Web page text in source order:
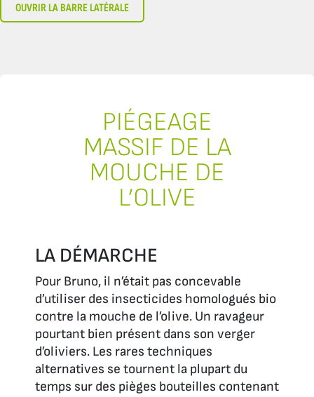
OUVRIR LA BARRE LATÉRALE
PIÉGEAGE
MASSIF DE LA
MOUCHE DE
L’OLIVE
LA DÉMARCHE
Pour Bruno, il n’était pas concevable
d’utiliser des insecticides homologués bio
contre la mouche de l’olive. Un ravageur
pourtant bien présent dans son verger
d’oliviers. Les rares techniques
alternatives se tournent la plupart du
temps sur des pièges bouteilles contenant